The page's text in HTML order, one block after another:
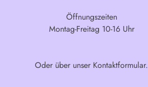
Öffnungszeiten
Montag-Freitag 10-16 Uhr
Oder über unser Kontaktformular.